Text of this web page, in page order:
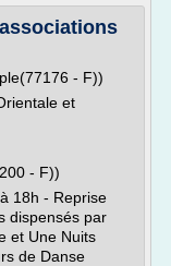
- F))
et
- F))
18h - Reprise
dispensés par
et Une Nuits
de Danse